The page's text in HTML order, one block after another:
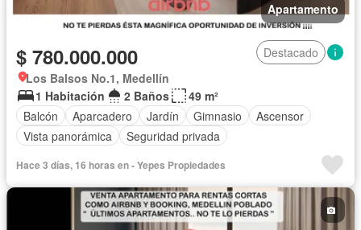
Apartamento
$ 780.000.000
Destacado
Los Balsos No.1, Medellín
1 Habitación
2 Baños
49 m²
Balcón
Aparcadero Jardín Gimnasio
Ascensor
Vista panorámica
Seguridad privada
Hace 3 días, 16 horas en - Yepes Propiedades